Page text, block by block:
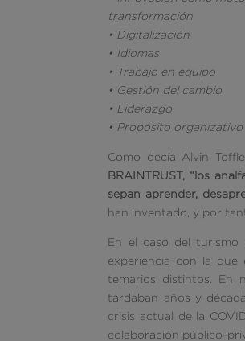
transformación
• Digitalización
• Idiomas
• Trabajo en equipo
• Gestión del cambio
• Liderazgo
• Propósito organizativo
Como decía Alvin
BRAINTRUST, “los
sepan aprender,
han inventado, y por
En el caso del turismo
experiencia con la que
temarios distintos. En
tardaban años y
crisis actual de la
colaboración público-